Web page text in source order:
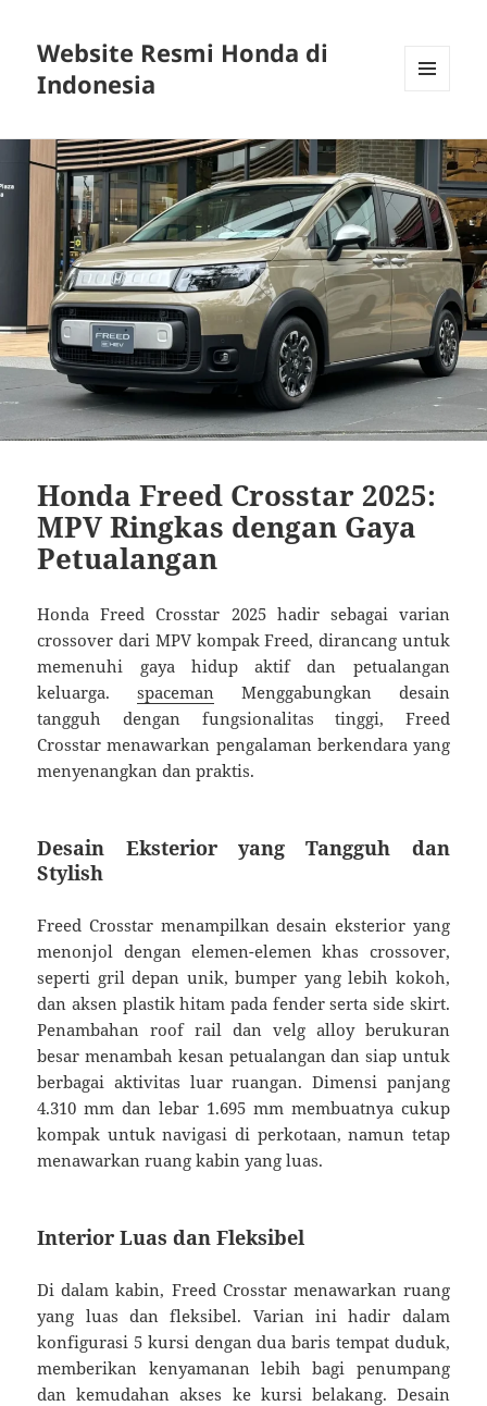
Website Resmi Honda di
Indonesia
WIDGET
Honda Freed Crosstar 2025:
MPV Ringkas dengan Gaya
Petualangan
Honda Freed Crosstar 2025 hadir sebagai varian
crossover dari MPV kompak Freed, dirancang untuk
memenuhi gaya hidup aktif dan petualangan
keluarga.spaceman
Menggabungkan desain
tangguh dengan fungsionalitas tinggi, Freed
Crosstar menawarkan pengalaman berkendara yang
menyenangkan dan praktis.
Desain Eksterior yang Tangguh dan
Stylish
Freed Crosstar menampilkan desain eksterior yang
menonjol dengan elemen-elemen khas crossover,
seperti gril depan unik, bumper yang lebih kokoh,
dan aksen plastik hitam pada fender serta side skirt.
Penambahan roof rail dan velg alloy berukuran
besar menambah kesan petualangan dan siap untuk
berbagai aktivitas luar ruangan. Dimensi panjang
4.310 mm dan lebar 1.695 mm membuatnya cukup
kompak untuk navigasi di perkotaan, namun tetap
menawarkan ruang kabin yang luas.
Interior Luas dan Fleksibel
Di dalam kabin, Freed Crosstar menawarkan ruang
yang luas dan fleksibel. Varian ini hadir dalam
konfigurasi 5 kursi dengan dua baris tempat duduk,
memberikan kenyamanan lebih bagi penumpang
dan kemudahan akses ke kursi belakang. Desain